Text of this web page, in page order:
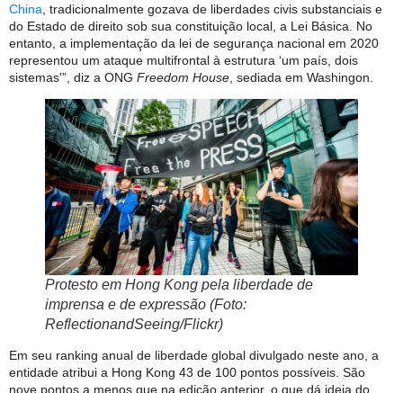
China , tradicionalmente gozava de liberdades civis substanciais e
do Estado de direito sob sua constituição local, a Lei Básica. No
entanto, a implementação da lei de segurança nacional em 2020
representou um ataque multifrontal à estrutura ‘um país, dois
sistemas'”, diz a ONG Freedom House , sediada em Washingon.
Protesto em Hong Kong pela liberdade de
imprensa e de expressão (Foto:
ReflectionandSeeing/Flickr)
Em seu ranking anual de liberdade global divulgado neste ano, a
entidade atribui a Hong Kong 43 de 100 pontos possíveis. São
nove pontos a menos que na edição anterior, o que dá ideia do